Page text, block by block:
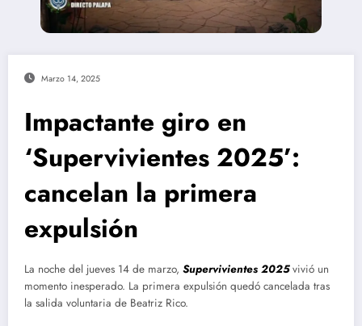
Marzo 14, 2025
Impactante giro en
‘Supervivientes 2025’:
cancelan la primera
expulsión
La noche del jueves 14 de marzo, Supervivientes 2025vivió un
momento inesperado. La primera expulsión quedó cancelada tras
la salida voluntaria de Beatriz Rico.